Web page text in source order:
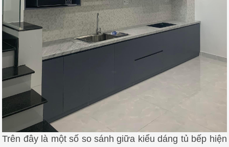
Trên đây là một số so sánh giữa kiểu dáng tủ bếp hiện